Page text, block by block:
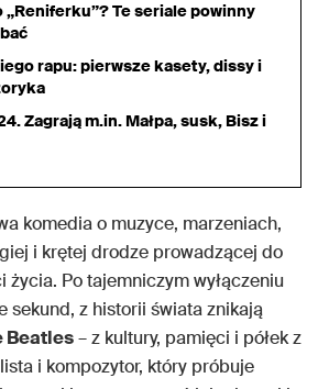
„Reniferku”? Te seriale powinny
rapu: pierwsze kasety, dissy i
Zagrają m.in. Małpa, susk, Bisz i
komedia o muzyce, marzeniach,
i krętej drodze prowadzącej do
życia. Po tajemniczym wyłączeniu
sekund, z historii świata znikają
Beatles– z kultury, pamięci i półek z
i kompozytor, który próbuje